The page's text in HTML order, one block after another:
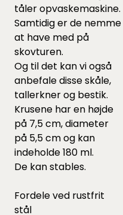
tåler opvaskemaskine.
Samtidig er de nemme
at have med på
skovturen.
Og til det kan vi også
anbefale disseskåle,
tallerknerog bestik.
Krusene har en højde
på 7,5 cm, diameter
på 5,5 cm og kan
indeholde 180 ml.
De kan stables.
Fordele ved rustfrit
stål